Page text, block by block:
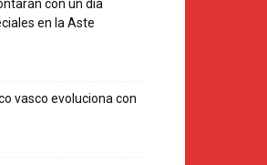
con un día
en la Aste
vasco evoluciona con